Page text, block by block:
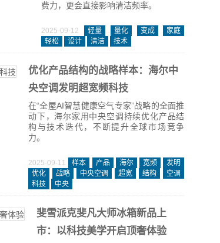
费力，更会直接影响清洁频率。
2025-09-12 轻量 量化 变成
家庭
轻松
设计 清洁 技术
优化产品结构的战略样本：海尔中
央空调发明超宽频科技
在“全屋AI智慧健康空气专家”战略的全面推
动下，海尔家用中央空调持续优化产品结
构与技术迭代，不断提升全球市场竞争
力。
2025-09-11 样本 产品 海尔 宽频
发明
优化
战略 中央空调 超宽 结构
空调
科技
中央
斐雪派克斐凡大师冰箱新品上
市：以科技美学开启顶奢体验